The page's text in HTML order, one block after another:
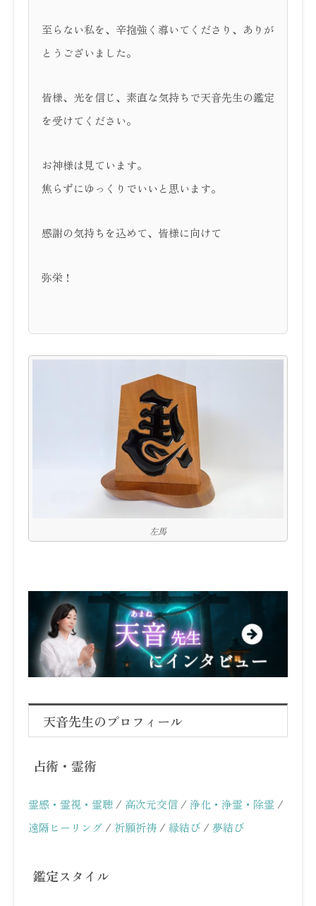
至らない私を、辛抱強く導いてくださり、ありが
とうございました。
皆様、光を信じ、素直な気持ちで天音先生の鑑定
を受けてください。
お神様は見ています。
焦らずにゆっくりでいいと思います。
感謝の気持ちを込めて、皆様に向けて
弥栄！
左馬
天音先生のプロフィール
占術・霊術
霊感・霊視・霊聴 / 高次元交信 / 浄化・浄霊・除霊 /
遠隔ヒーリング / 祈願祈祷 / 縁結び / 夢結び
鑑定スタイル